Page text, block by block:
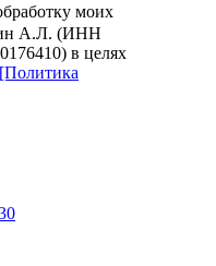
моих
А.Л. (ИНН
в целях
[Политика